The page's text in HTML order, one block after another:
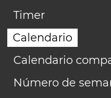
Timer
Calendario
Calendario
Número de